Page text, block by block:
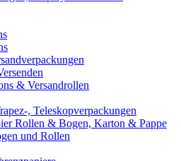
& Versandrollen
, Teleskopverpackungen
Rollen & Bogen, Karton & Pappe
und Rollen